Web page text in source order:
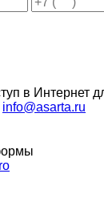
в Интернет
info@asarta.ru